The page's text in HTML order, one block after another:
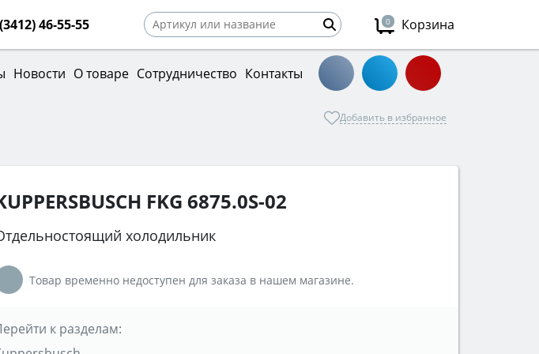
46-55-55 0 Корзина
Новости О товаре Сотрудничество Контакты
Добавить в избранное
FKG 6875.0S-02
холодильник
Товар временно недоступен для заказа в нашем магазине.
к разделам: